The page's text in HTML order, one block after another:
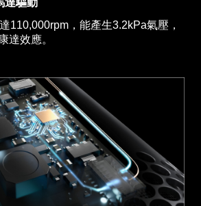
達驅動
110,000rpm，能產生3.2kPa氣壓，
達效應。